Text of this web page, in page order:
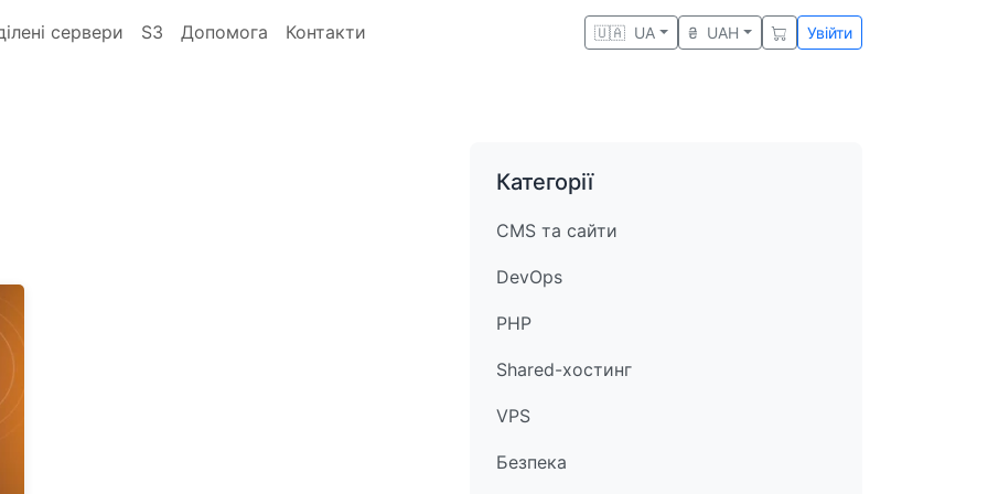
сервери S3 Допомога Контакти 🇺🇦 UA ₴ UAH Увійти
Категорії
CMS та сайти
DevOps
PHP
Shared-хостинг
VPS
Безпека